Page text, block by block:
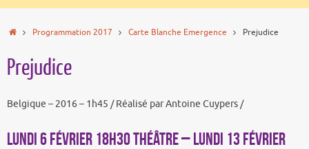
AccueilProgrammation 2017 Carte Blanche Emergence Prejudice
Prejudice
Belgique – 2016 – 1h45 / Réalisé par Antoine Cuypers /
LUNDI 6 FÉVRIER 18h30 THÉÂTRE – LUNDI 13 FÉVRIER